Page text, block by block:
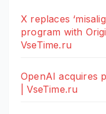
X replaces
program with
VseTime.ru
OpenAI acquires
| VseTime.ru